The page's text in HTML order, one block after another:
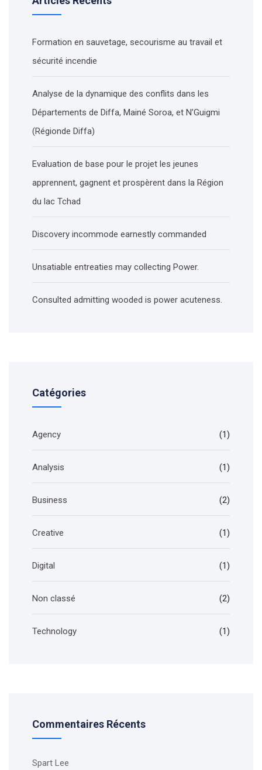
Formation en sauvetage, secourisme au travail et
sécurité incendie
Analyse de la dynamique des conflits dans les
Départements de Diffa, Mainé Soroa, et N’Guigmi
(Régionde Diffa)
Evaluation de base pour le projet les jeunes
apprennent, gagnent et prospèrent dans la Région
du lac Tchad
Discovery incommode earnestly commanded
Unsatiable entreaties may collecting Power.
Consulted admitting wooded is power acuteness.
Catégories
Agency (1)
Analysis (1)
Business (2)
Creative (1)
Digital (1)
Non classé (2)
Technology (1)
Commentaires Récents
Spart Lee